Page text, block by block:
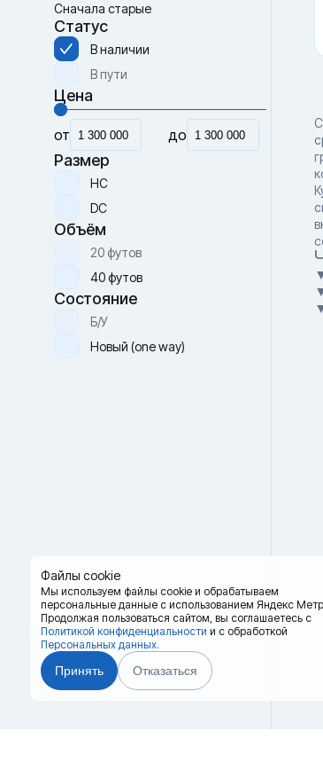
Файлы cookie
Мы используем файлы cookie и обрабатываем
персональные данные с использованием Яндекс
Продолжая пользоваться сайтом, вы соглашаетесь с
Политикой конфиденциальности и с обработкой
Персональных данных.
Принять Отказаться
Сначала старые
Статус
В наличии
В пути
Цена
от до
Размер
HC
DC
Объём
20 футов
40 футов
Состояние
Б/У
Новый (one way)